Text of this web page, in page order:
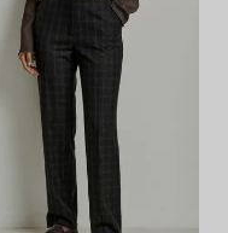
По возрастанию цены
По убыванию цены